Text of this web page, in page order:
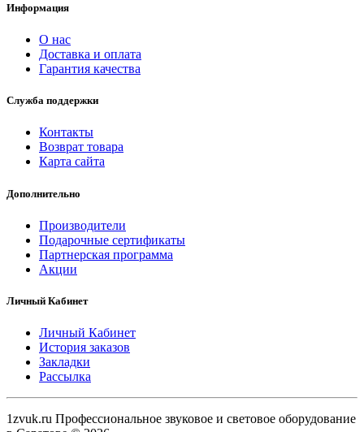
Информация
О нас
Доставка и оплата
Гарантия качества
Служба поддержки
Контакты
Возврат товара
Карта сайта
Дополнительно
Производители
Подарочные сертификаты
Партнерская программа
Акции
Личный Кабинет
Личный Кабинет
История заказов
Закладки
Рассылка
1zvuk.ru Профессиональное звуковое и световое оборудование